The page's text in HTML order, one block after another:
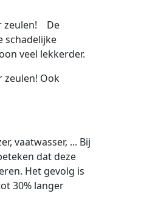
De
schadelijke
veel lekkerder.
zeulen! Ook
vaatwasser, ... Bij
dat deze
Het gevolg is
30% langer